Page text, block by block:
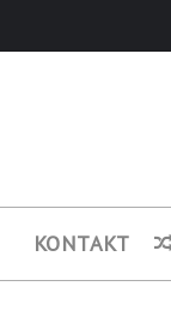
KONTAKT